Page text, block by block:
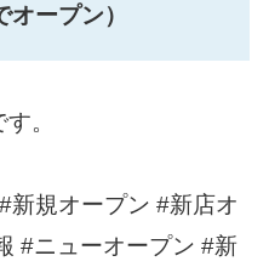
ープン）
。
規オープン #新店オ
#ニューオープン #新